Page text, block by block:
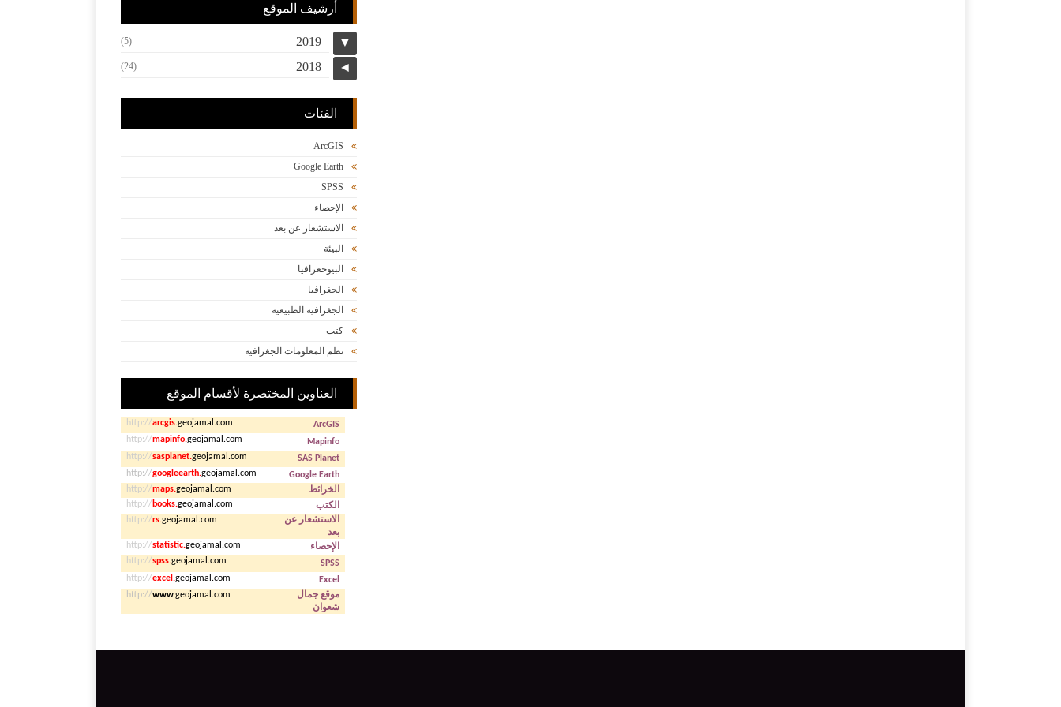
أرشيف الموقع
▼
2019
(5)
◄
2018
(24)
الفئات
ArcGIS
Google Earth
SPSS
الإحصاء
الاستشعار عن بعد
البيئة
البيوجغرافيا
الجغرافيا
الجغرافية الطبيعية
كتب
نظم المعلومات الجغرافية
العناوين المختصرة لأقسام الموقع
http://arcgis.geojamal.com
ArcGIS
http://mapinfo.geojamal.com
Mapinfo
http://sasplanet.geojamal.com
SAS Planet
http://googleearth.geojamal.com
Google Earth
http://maps.geojamal.com الخرائط
http:// books.geojamal.com الكتب
http://rs.geojamal.com
الاستشعار عن
بعد
http://statistic.geojamal.com الإحصاء
http://spss.geojamal.com
SPSS
http://excel.geojamal.com
Excel
http://www.geojamal.com
موقع جمال
شعوان